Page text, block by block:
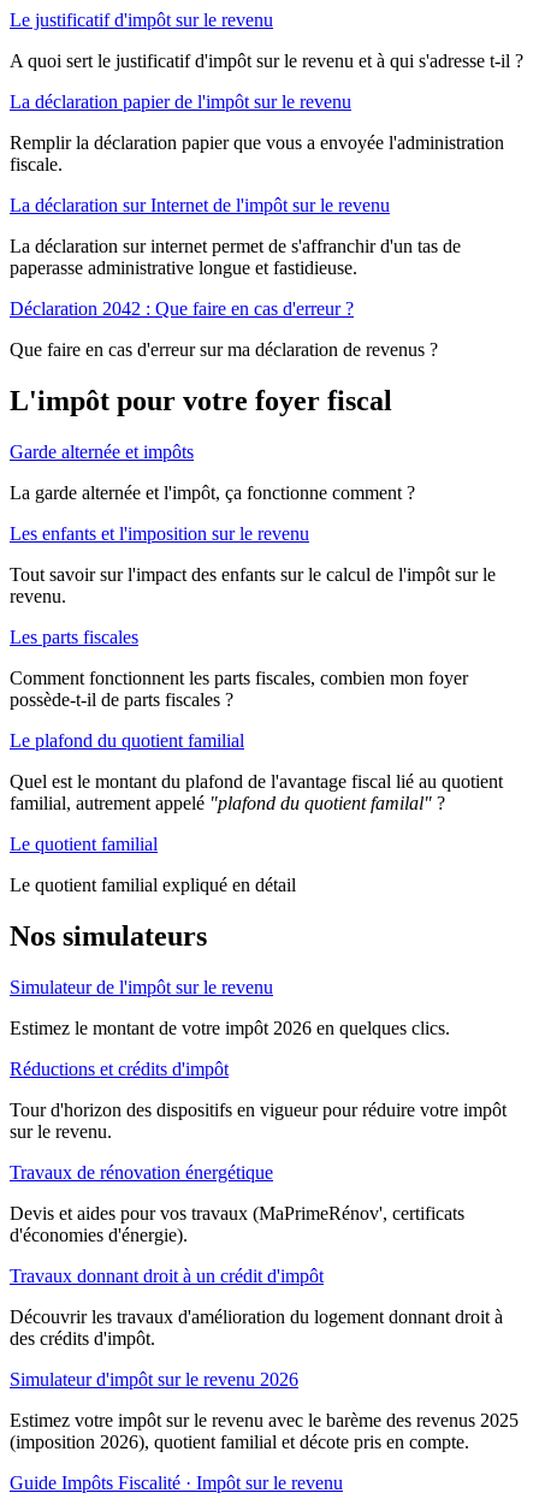
Le justificatif d'impôt sur le revenu
A quoi sert le justificatif d'impôt sur le revenu et à qui s'adresse t-il ?
La déclaration papier de l'impôt sur le revenu
Remplir la déclaration papier que vous a envoyée l'administration
fiscale.
La déclaration sur Internet de l'impôt sur le revenu
La déclaration sur internet permet de s'affranchir d'un tas de
paperasse administrative longue et fastidieuse.
Déclaration 2042 : Que faire en cas d'erreur ?
Que faire en cas d'erreur sur ma déclaration de revenus ?
L'impôt pour votre foyer fiscal
Garde alternée et impôts
La garde alternée et l'impôt, ça fonctionne comment ?
Les enfants et l'imposition sur le revenu
Tout savoir sur l'impact des enfants sur le calcul de l'impôt sur le
revenu.
Les parts fiscales
Comment fonctionnent les parts fiscales, combien mon foyer
possède-t-il de parts fiscales ?
Le plafond du quotient familial
Quel est le montant du plafond de l'avantage fiscal lié au quotient
familial, autrement appelé "plafond du quotient familal" ?
Le quotient familial
Le quotient familial expliqué en détail
Nos simulateurs
Simulateur de l'impôt sur le revenu
Estimez le montant de votre impôt 2026 en quelques clics.
Réductions et crédits d'impôt
Tour d'horizon des dispositifs en vigueur pour réduire votre impôt
sur le revenu.
Travaux de rénovation énergétique
Devis et aides pour vos travaux (MaPrimeRénov', certificats
d'économies d'énergie).
Travaux donnant droit à un crédit d'impôt
Découvrir les travaux d'amélioration du logement donnant droit à
des crédits d'impôt.
Simulateur d'impôt sur le revenu 2026
Estimez votre impôt sur le revenu avec le barème des revenus 2025
(imposition 2026), quotient familial et décote pris en compte.
Guide Impôts Fiscalité · Impôt sur le revenu